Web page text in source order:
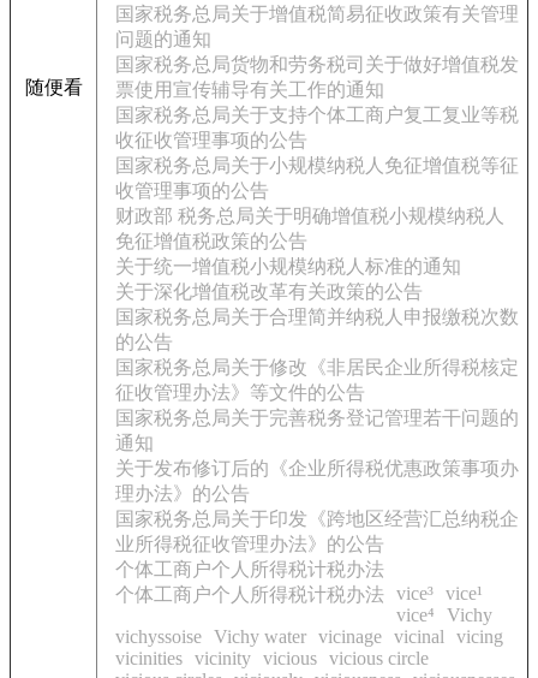
随便看
国家税务总局关于增值税简易征收政策有关管理
问题的通知
国家税务总局货物和劳务税司关于做好增值税发
票使用宣传辅导有关工作的通知
国家税务总局关于支持个体工商户复工复业等税
收征收管理事项的公告
国家税务总局关于小规模纳税人免征增值税等征
收管理事项的公告
财政部 税务总局关于明确增值税小规模纳税人
免征增值税政策的公告
关于统一增值税小规模纳税人标准的通知
关于深化增值税改革有关政策的公告
国家税务总局关于合理简并纳税人申报缴税次数
的公告
国家税务总局关于修改《非居民企业所得税核定
征收管理办法》等文件的公告
国家税务总局关于完善税务登记管理若干问题的
通知
关于发布修订后的《企业所得税优惠政策事项办
理办法》的公告
国家税务总局关于印发《跨地区经营汇总纳税企
业所得税征收管理办法》的公告
个体工商户个人所得税计税办法
个体工商户个人所得税计税办法 vice³ vice¹
vice⁴
Vichy
vichyssoise Vichy water vicinage vicinal
vicing
vicinities vicinity vicious vicious circle